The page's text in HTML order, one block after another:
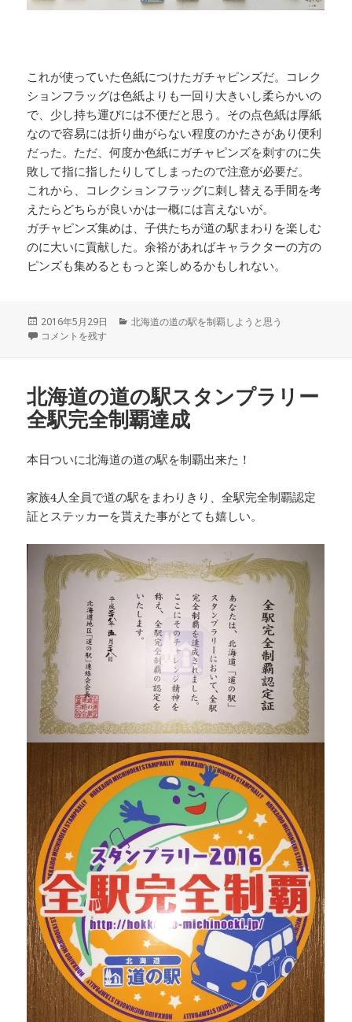
これが使っていた色紙につけたガチャピンズだ。コレク
ションフラッグは色紙よりも一回り大きいし柔らかいの
で、少し持ち運びには不便だと思う。その点色紙は厚紙
なので容易には折り曲がらない程度のかたさがあり便利
だった。ただ、何度か色紙にガチャピンズを刺すのに失
敗して指に指したりしてしまったので注意が必要だ。
これから、コレクションフラッグに刺し替える手間を考
えたらどちらが良いかは一概には言えないが。
ガチャピンズ集めは、子供たちが道の駅まわりを楽しむ
のに大いに貢献した。余裕があればキャラクターの方の
ピンズも集めるともっと楽しめるかもしれない。
投
稿
2016年5月29日
カ
北海道の道の駅を制覇しようと思う
北海道道の駅ガチャピンズラリー 達成 に
コメントを残す
北海道の道の駅スタンプラリー
全駅完全制覇達成
本日ついに北海道の道の駅を制覇出来た！
家族4人全員で道の駅をまわりきり、全駅完全制覇認定
証とステッカーを貰えた事がとても嬉しい。